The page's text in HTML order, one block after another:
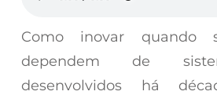
Como inovar quando
dependem de
desenvolvidos há